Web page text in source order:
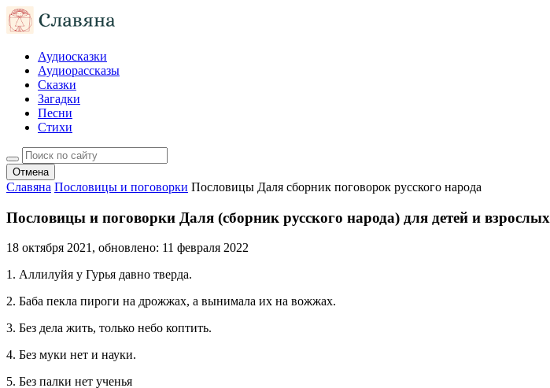
Аудиосказки
Аудиорассказы
Сказки
Загадки
Песни
Стихи
Отмена
Славяна Пословицы и поговорки Пословицы Даля сборник поговорок русского народа
Пословицы и поговорки Даля (сборник русского народа) для детей и взрослых
18 октября 2021, обновлено: 11 февраля 2022
1. Аллилуйя у Гурья давно тверда.
2. Баба пекла пироги на дрожжах, а вынимала их на вожжах.
3. Без дела жить, только небо коптить.
4. Без муки нет и науки.
5. Без палки нет ученья